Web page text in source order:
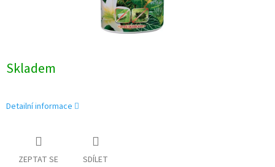
Skladem
Detailní informace
ZEPTAT SE SDÍLET